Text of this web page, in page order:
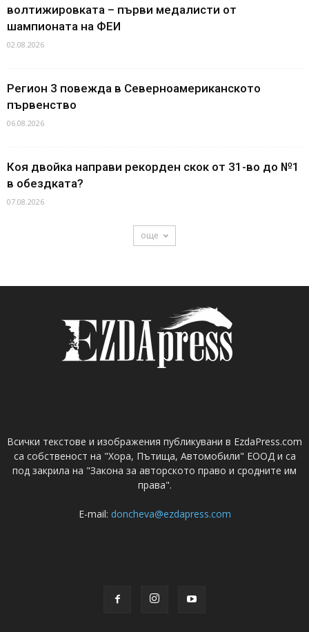
волтижировката – първи медалисти от
шампионата на ФЕИ
02.08.2026
Регион 3 повежда в Северноамериканското
първенство
06.08.2026
Коя двойка направи рекорден скок от 31-во до №1
в обездката?
07.08.2026
още
Всички текстове и изображения публикувани в EzdaPress.com
са собственост на "Хора, Пътища, Автомобили" ЕООД и са
под закрила на "Закона за авторското право и сродните им
права".
E-mail: doncheva@ezdapress.com